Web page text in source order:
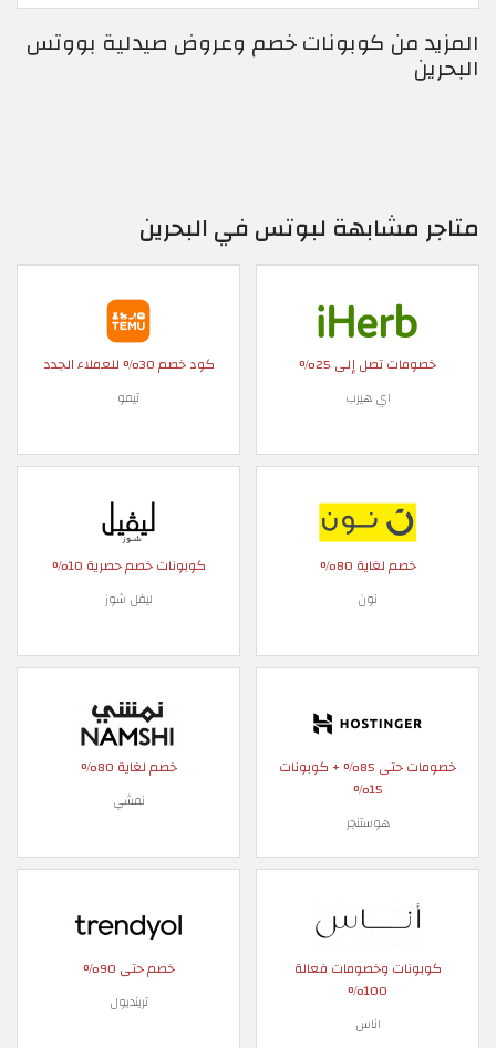
المزيد من كوبونات خصم وعروض صيدلية بووتس
البحرين
متاجر مشابهة لبوتس في البحرين
خصومات تصل إلى 25%
اي هيرب
كود خصم 30% للعملاء الجدد
تيمو
خصم لغاية 80%
نون
كوبونات خصم حصرية 10%
ليفل شوز
خصومات حتى 85% + كوبونات
15%
هوستنجر
خصم لغاية 80%
نمشي
كوبونات وخصومات فعالة
100%
اناس
خصم حتى 90%
ترينديول